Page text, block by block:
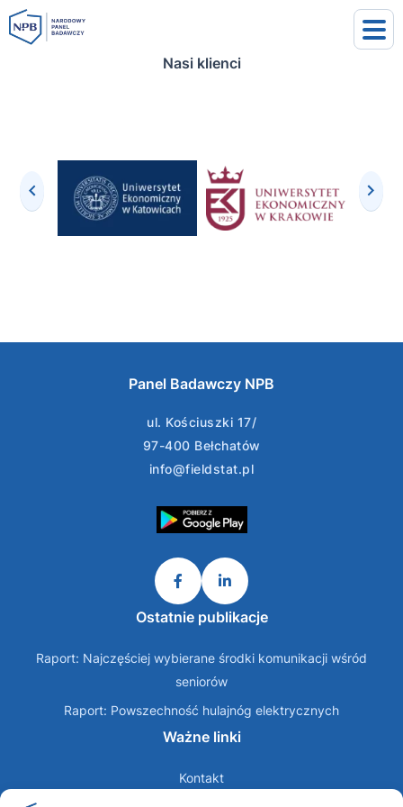
Nasi klienci
Panel Badawczy NPB
ul. Kościuszki 17/
97-400 Bełchatów
info@fieldstat.pl
Ostatnie publikacje
Raport: Najczęściej wybierane środki komunikacji wśród
seniorów
Raport: Powszechność hulajnóg elektrycznych
Ważne linki
Kontakt